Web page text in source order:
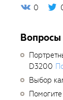
0
Вопросы
D3200
Выбор